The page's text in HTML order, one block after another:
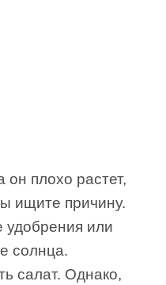
он плохо растет,
ищите причину.
или
солнца.
салат. Однако,